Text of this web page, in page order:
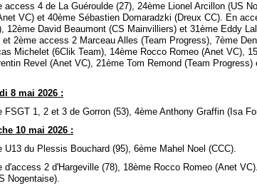
access 4 de La Guéroulde (27), 24ème Lionel Arcillon (US
VC) et 40ème Sébastien Domaradzki (Dreux CC). En
12ème David Beaumont (CS Mainvilliers) et 31ème Eddy
2ème access 2 Marceau Alles (Team Progress), 7ème
Michelet (6Clik Team), 14ème Rocco Romeo (Anet VC),
Revel (Anet VC), 21ème Tom Remond (Team
8 mai 2026 :
FSGT 1, 2 et 3 de Gorron (53), 4ème Anthony Graffin (Isa
10 mai 2026 :
U13 du Plessis Bouchard (95), 6ème Mahel Noel (CCC).
d'access 2 d'Hargeville (78), 18ème Rocco Romeo (Anet
Nogentaise).